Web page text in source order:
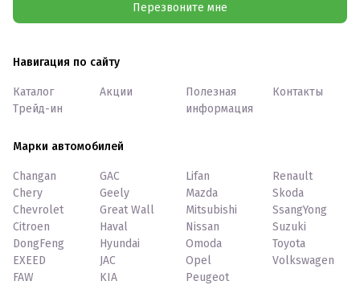
Перезвоните мне
Навигация по сайту
Каталог
Трейд-ин
Акции
Полезная
информация
Контакты
Марки автомобилей
Changan
Chery
Chevrolet
Citroen
DongFeng
EXEED
FAW
GAC
Geely
Great Wall
Haval
Hyundai
JAC
KIA
Lifan
Mazda
Mitsubishi
Nissan
Omoda
Opel
Peugeot
Renault
Skoda
SsangYong
Suzuki
Toyota
Volkswagen